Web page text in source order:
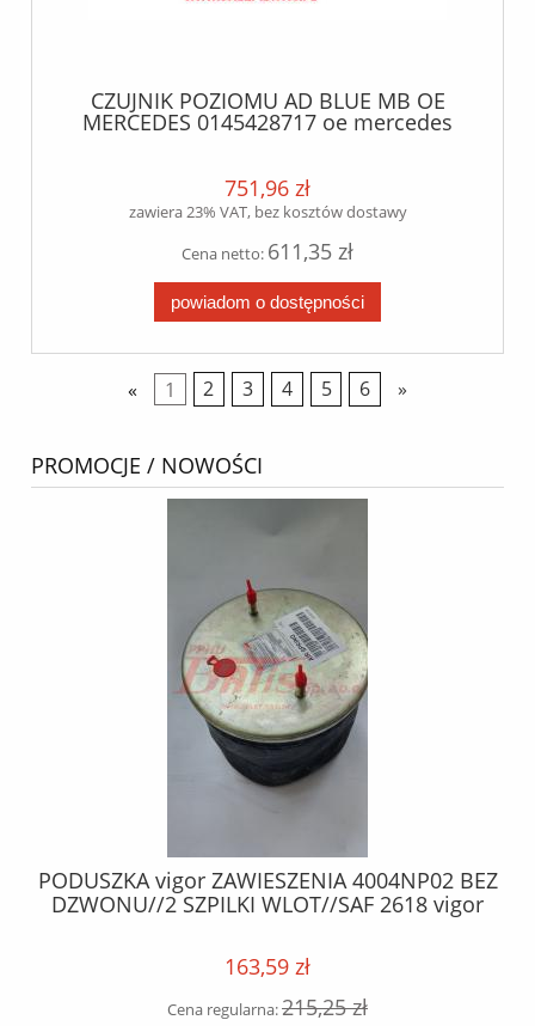
CZUJNIK POZIOMU AD BLUE MB OE
MERCEDES 0145428717 oe mercedes
751,96 zł
zawiera 23% VAT, bez kosztów dostawy
Cena netto: 611,35 zł
powiadom o dostępności
« 1 2 3 4 5 6 »
PROMOCJE / NOWOŚCI
PODUSZKA vigor ZAWIESZENIA 4004NP02 BEZ
DZWONU//2 SZPILKI WLOT//SAF 2618 vigor
163,59 zł
Cena regularna:215,25 zł